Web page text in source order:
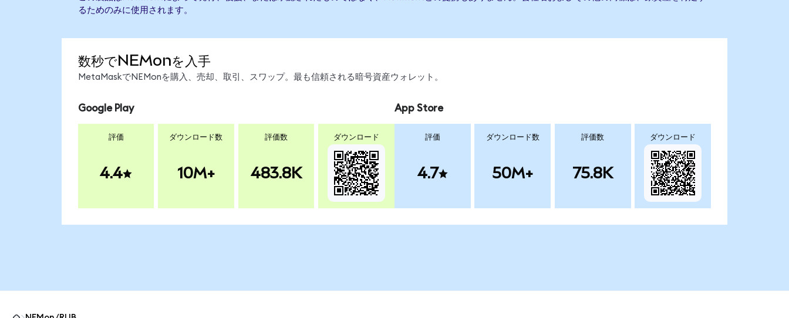
るためのみに使用されます。
数秒でNEMonを入手
MetaMaskでNEMonを購入、売却、取引、スワップ。最も信頼される暗号資産ウォレット。
Google Play
評価
4.4
ダウンロード数
10M+
評価数
483.8K
ダウンロード
App Store
評価
4.7
ダウンロード数
50M+
評価数
75.8K
ダウンロード